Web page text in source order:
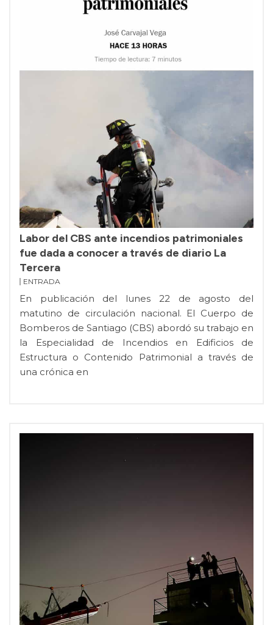
Labor del CBS ante incendios patrimoniales
fue dada a conocer a través de diario La
Tercera
ENTRADA
En publicación del lunes 22 de agosto del
matutino de circulación nacional. El Cuerpo de
Bomberos de Santiago (CBS) abordó su trabajo en
la Especialidad de Incendios en Edificios de
Estructura o Contenido Patrimonial a través de
una crónica en